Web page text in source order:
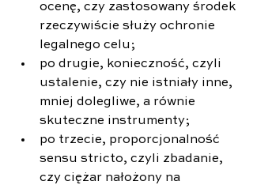
ocenę, czy zastosowany środek
rzeczywiście służy ochronie
legalnego celu;
po drugie, konieczność, czyli
ustalenie, czy nie istniały inne,
mniej dolegliwe, a równie
skuteczne instrumenty;
po trzecie, proporcjonalność
sensu stricto, czyli zbadanie,
czy ciężar nałożony na